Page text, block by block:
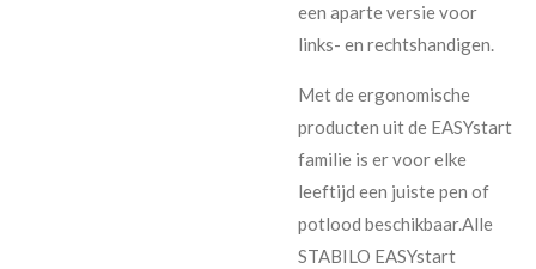
een aparte versie voor
links- en rechtshandigen.
Met de ergonomische
producten uit de EASYstart
familie is er voor elke
leeftijd een juiste pen of
potlood beschikbaar.Alle
STABILO EASYstart